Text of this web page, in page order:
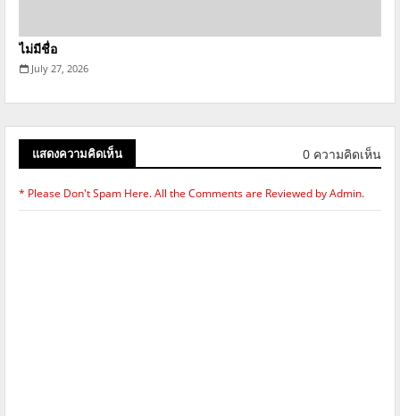
ไม่มีชื่อ
July 27, 2026
แสดงความคิดเห็น 0 ความคิดเห็น
* Please Don't Spam Here. All the Comments are Reviewed by Admin.